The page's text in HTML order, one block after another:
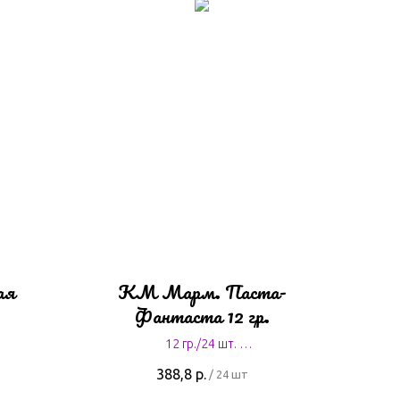
КМ Марм. Паста-
Фантаста 12 гр.
12 гр./24 шт.
388,8 р. / 24 шт